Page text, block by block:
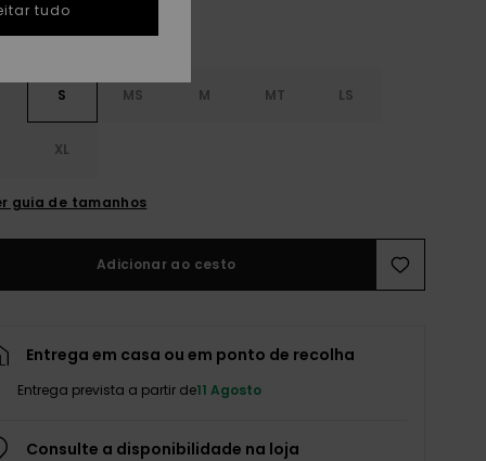
S MS M MT LS
XL
guia de tamanhos
Adicionar ao cesto
Entrega em casa ou em ponto de recolha
Entrega prevista a partir de11 Agosto
Consulte a disponibilidade na loja
tudo